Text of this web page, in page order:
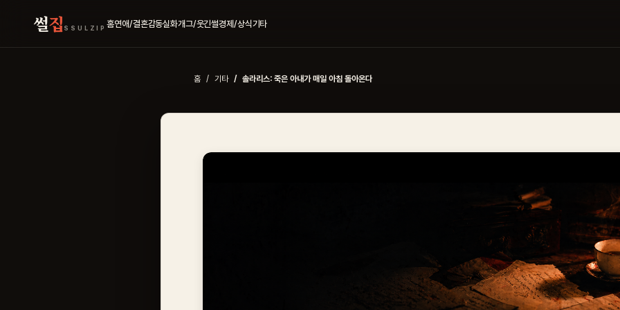
썰집 SSULZIP 홈연애/결혼감동실화개그/웃긴썰경제/상식기타
홈 기타 솔라리스: 죽은 아내가 매일 아침 돌아온다